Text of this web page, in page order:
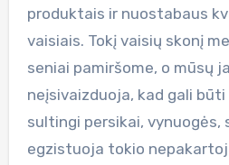
produktais ir nuostabaus
vaisiais. Tokį vaisių skonį
seniai pamiršome, o mūsų
neįsivaizduoja, kad gali
sultingi persikai, vynuogės,
egzistuoja tokio